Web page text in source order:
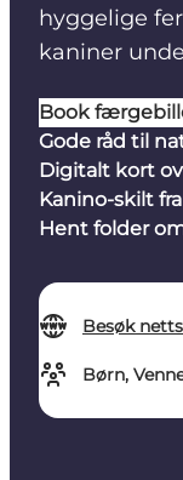
hyggelige
kaniner
Book
Gode råd til
Digitalt kort
Kanino-skilt
Hent folder
Besøk
Børn,